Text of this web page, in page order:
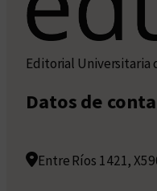
Editorial Universitaria
Datos de
Entre Ríos 1421,